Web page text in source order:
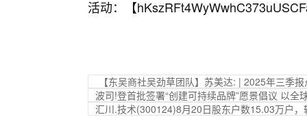
活动：【
【东吴商社吴劲草团队】苏美达: | 2025年三季
波司!登首批签署“创建可持续品牌”愿景倡议 以全
汇川.技术(300124)8月20日股东户数15.03万户